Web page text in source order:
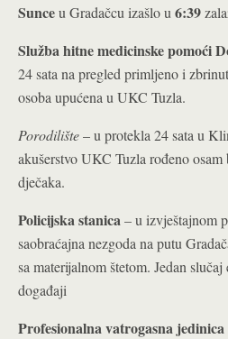
Sunceu Gradačcu izašlo u 6:39
Služba hitne medicinske pomoći
24 sata na pregled primljeno i
osoba upućena u UKC Tuzla.
Porodilište– u protekla 24 sata u
akušerstvo UKC Tuzla rođeno
dječaka.
Policijska stanica– u izvještajnom
saobraćajna nezgoda na putu
sa materijalnom štetom. Jedan
događaji
Profesionalna vatrogasna jedinica